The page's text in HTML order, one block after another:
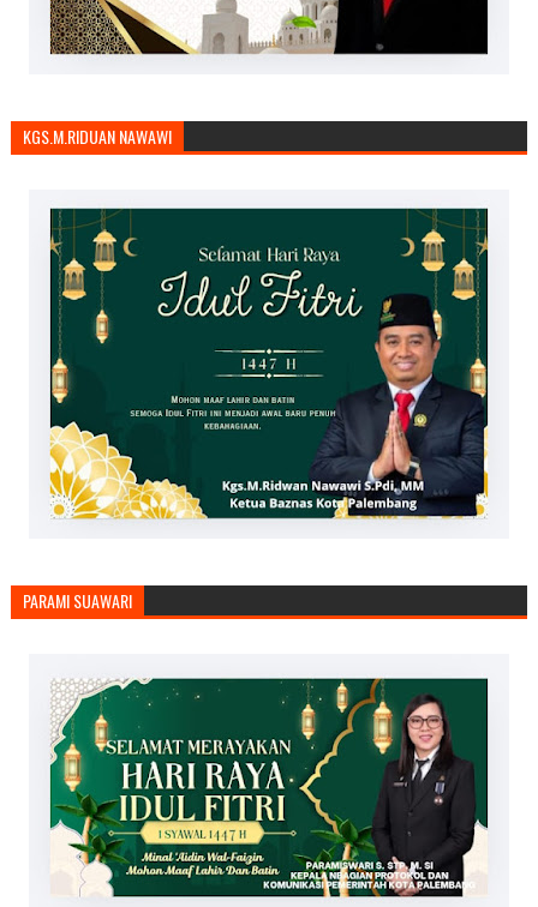
KGS.M.RIDUAN NAWAWI
PARAMI SUAWARI